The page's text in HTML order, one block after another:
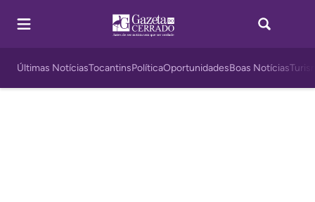
Últimas NotíciasTocantinsPolíticaOportunidadesBoas Notícias